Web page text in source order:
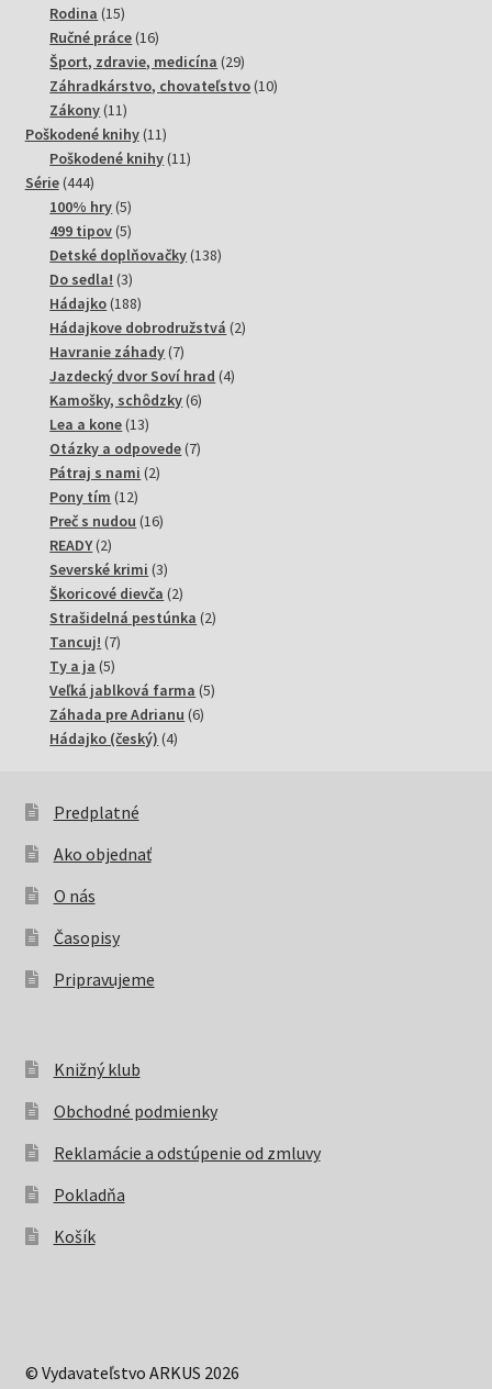
Rodina 1515
produktov
Ručné práce 1616
produktov
Šport, zdravie, medicína 2929
produktov
Záhradkárstvo, chovateľstvo 1010
Zákony 1111
produktov
Poškodené knihy 1111
produktov
Poškodené knihy 1111
Série 444444
produktov
100% hry 55
produktov
499 tipov 55
produktov
Detské doplňovačky 138138
Do sedla! 33
produkty
Hádajko 188188
produktov
Hádajkove dobrodružstvá 22
Havranie záhady 77
produktov
Jazdecký dvor Soví hrad 44
Kamošky, schôdzky 66
Lea a kone 1313
produktov
Otázky a odpovede 77
Pátraj s nami 22
Pony tím 1212
produktov
Preč s nudou 1616
READY 22
produkty
Severské krimi 33
produkty
Škoricové dievča 22
produkty
Strašidelná pestúnka 22
Tancuj! 77
Ty a ja 55
produktov
Veľká jablková farma 55
Záhada pre Adrianu 66
Hádajko (český) 44
Predplatné
Ako objednať
O nás
Časopisy
Pripravujeme
Knižný klub
Obchodné podmienky
Reklamácie a odstúpenie od zmluvy
Pokladňa
Košík
© Vydavateľstvo ARKUS 2026